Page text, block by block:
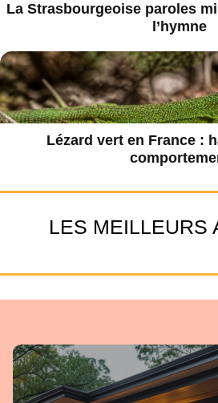
La Strasbourgeoise paroles
l’hymne
Lézard vert en France :
LES MEILLEURS